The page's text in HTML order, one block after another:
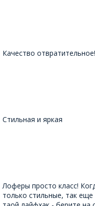
Качество отвратительное!
Стильная и яркая
Лоферы просто класс!
только стильные, так